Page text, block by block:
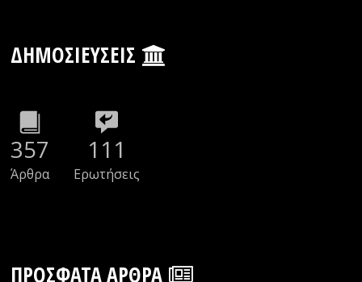
ΔΗΜΟΣΙΕΎΣΕΙΣ
357
Άρθρα
111
Ερωτήσεις
ΠΡΌΣΦΑΤΑ ΆΡΘΡΑ